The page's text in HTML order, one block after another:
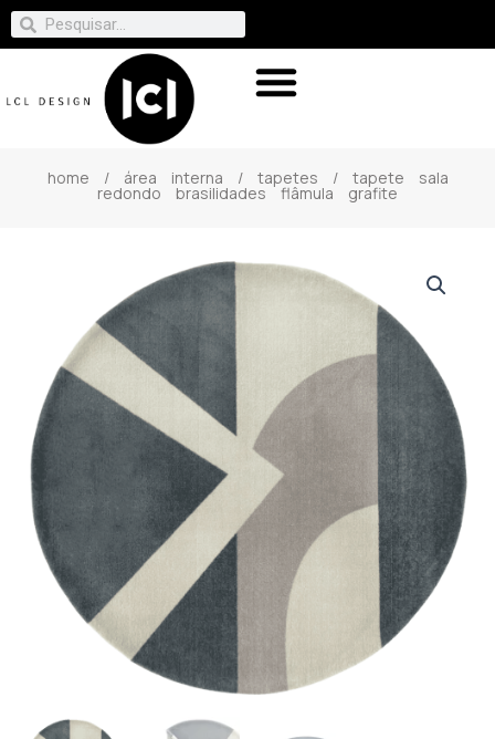
home / área interna / tapetes / tapete sala
redondo brasilidades flâmula grafite